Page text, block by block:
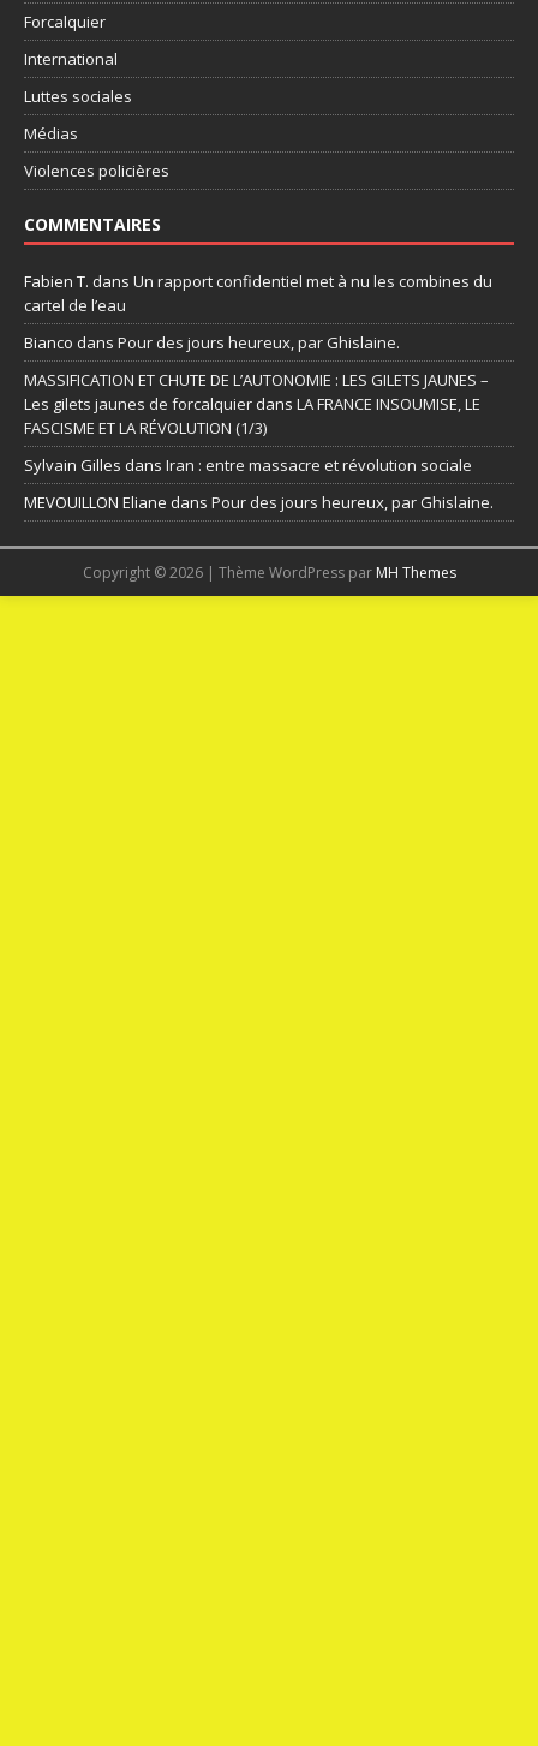
Forcalquier
International
Luttes sociales
Médias
Violences policières
COMMENTAIRES
Fabien T. dans Un rapport confidentiel met à nu les combines du
cartel de l’eau
Bianco dans Pour des jours heureux, par Ghislaine.
MASSIFICATION ET CHUTE DE L’AUTONOMIE : LES GILETS JAUNES –
Les gilets jaunes de forcalquier dans LA FRANCE INSOUMISE, LE
FASCISME ET LA RÉVOLUTION (1/3)
Sylvain Gilles dans Iran : entre massacre et révolution sociale
MEVOUILLON Eliane dans Pour des jours heureux, par Ghislaine.
Copyright © 2026 | Thème WordPress par MH Themes